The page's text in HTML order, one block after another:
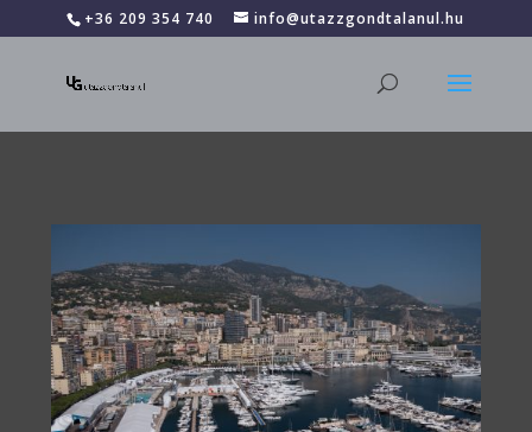
+36 209 354 740 info@utazzgondtalanul.hu